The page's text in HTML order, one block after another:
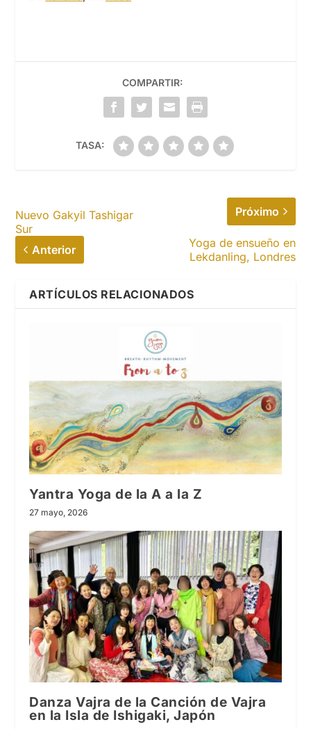
COMPARTIR:
TASA:
Nuevo Gakyil Tashigar
Sur
Anterior
Próximo
Yoga de ensueño en
Lekdanling, Londres
ARTÍCULOS RELACIONADOS
Yantra Yoga de la A a la Z
27 mayo, 2026
Danza Vajra de la Canción de Vajra
en la Isla de Ishigaki, Japón